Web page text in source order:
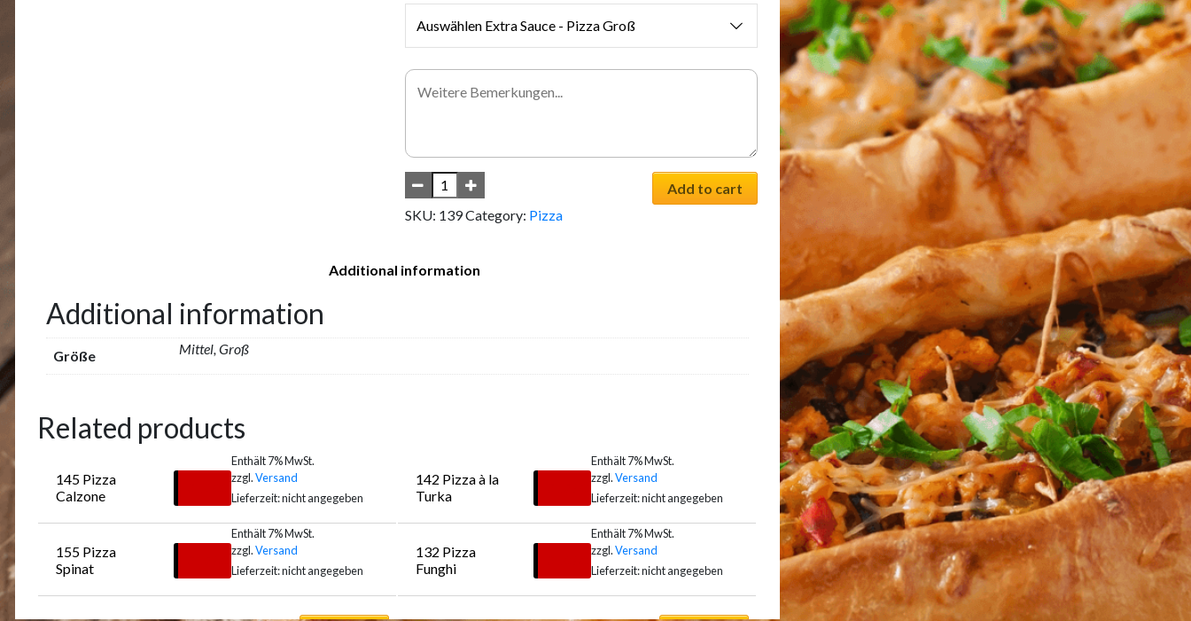
Auswählen Extra Sauce - Pizza Groß
Add to cart
SKU: 139Category: Pizza
Additional information
Additional information
Größe Mittel, Groß
Related products
145 Pizza
Calzone
Enthält 7% MwSt.
zzgl.Versand
Lieferzeit: nicht angegeben
142 Pizza à la
Turka
Enthält 7% MwSt.
zzgl.Versand
Lieferzeit: nicht angegeben
155 Pizza
Spinat
Enthält 7% MwSt.
zzgl.Versand
Lieferzeit: nicht angegeben
132 Pizza
Funghi
Enthält 7% MwSt.
zzgl.Versand
Lieferzeit: nicht angegeben